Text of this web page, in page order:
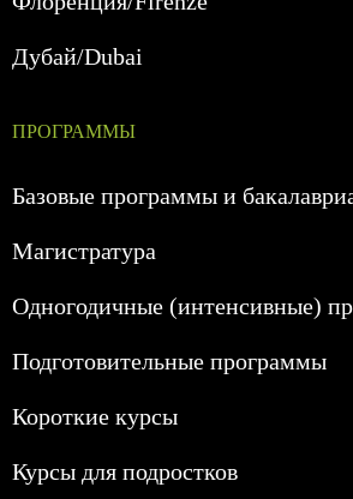
Дубай/Dubai
ПРОГРАММЫ
Базовые программы и
Магистратура
Одногодичные (интенсивные)
Подготовительные программы
Короткие курсы
Курсы для подростков